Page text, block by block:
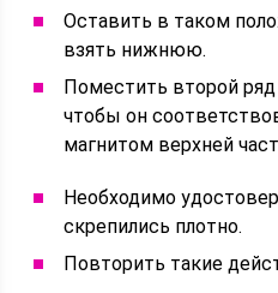
Оставить в таком
взять нижнюю.
Поместить второй ряд
чтобы он
магнитом верхней
Необходимо
скрепились плотно.
Повторить такие